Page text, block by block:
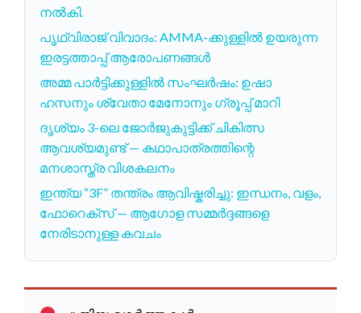
നൽകി.
പൃഥ്വിരാജ് വിവാദം: AMMA-ക്കുള്ളിൽ ഉയരുന്ന
ഇരട്ടത്താപ്പ് ആരോപണങ്ങൾ
അമ്മ പാർട്ടിക്കുള്ളിൽ സംഘർഷം: ഉഷാ
ഹസനും ശ്വേതാ മേനോനും ഗ്രൂപ്പ് മാറി
ദൃശ്യം 3-ലെ ജോര്‍ജുകുട്ടിക്ക് ചികിത്സ
ആവശ്യമുണ്ട് — കഥാപാത്രത്തിന്റെ
മനശാസ്ത്ര വിശകലനം
ഇന്ത്യ “3F” തന്ത്രം ആവിഷ്കരിച്ചു: ഇന്ധനം, വളം,
ഫോറെക്സ് — ആഗോള സമ്മര്‍ദ്ദങ്ങളെ
നേരിടാനുള്ള കവചം